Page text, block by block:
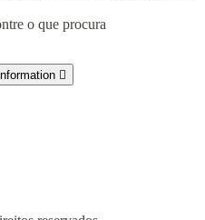
o que procura
